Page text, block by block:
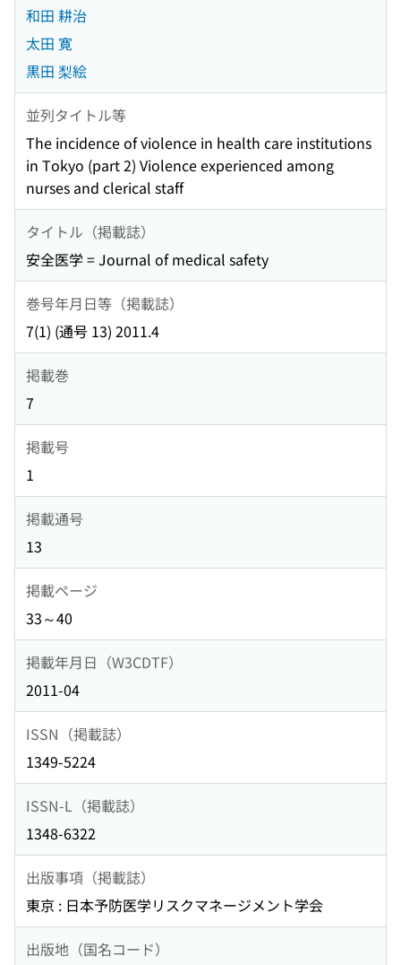
和田 耕治
太田 寛
黒田 梨絵
並列タイトル等
The incidence of violence in health care institutions
in Tokyo (part 2) Violence experienced among
nurses and clerical staff
タイトル（掲載誌）
安全医学 = Journal of medical safety
巻号年月日等（掲載誌）
7(1) (通号 13) 2011.4
掲載巻
7
掲載号
1
掲載通号
13
掲載ページ
33～40
掲載年月日（W3CDTF）
2011-04
ISSN（掲載誌）
1349-5224
ISSN-L（掲載誌）
1348-6322
出版事項（掲載誌）
東京 : 日本予防医学リスクマネージメント学会
出版地（国名コード）